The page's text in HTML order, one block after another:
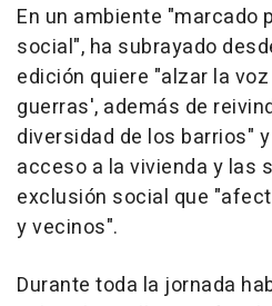
En un ambiente "marcado
social", ha subrayado
edición quiere "alzar la
guerras', además de
diversidad de los barrios"
acceso a la vivienda y las
exclusión social que
y vecinos".
Durante toda la jornada